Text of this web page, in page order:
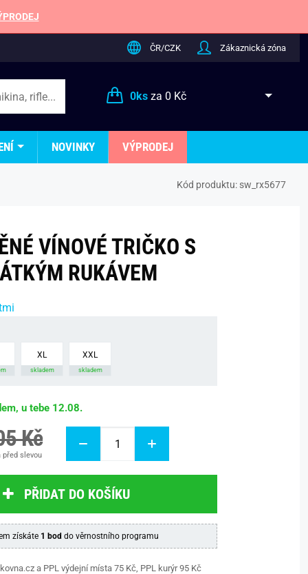
ČR/CZK Zákaznická zóna
0ksza 0 Kč
NOVINKY VÝPRODEJ
Kód produktu: sw_rx5677
VÍNOVÉ TRIČKO S
RUKÁVEM
XL
skladem
XXL
skladem
u tebe 12.08.
Kč
před slevou
PŘIDAT DO KOŠÍKU
získáte 1 bod do věrnostního programu
a PPL výdejní místa 75 Kč, PPL kurýr 95 Kč